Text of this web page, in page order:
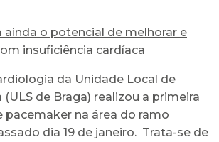
ainda o potencial de melhorar e
insuficiência cardíaca
da Unidade Local de
(ULS de Braga) realizou a primeira
na área do ramo
dia 19 de janeiro. Trata-se de